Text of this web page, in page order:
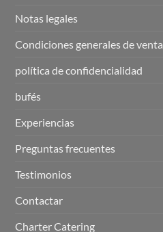
Notas legales
Condiciones generales de venta
política de confidencialidad
bufés
Experiencias
Preguntas frecuentes
Testimonios
Contactar
Charter Catering